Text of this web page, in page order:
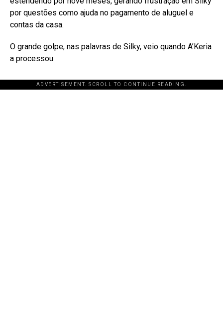
por questões como ajuda no pagamento de aluguel e
contas da casa.
O grande golpe, nas palavras de Silky, veio quando A’Keria
a processou:
ADVERTISEMENT. SCROLL TO CONTINUE READING.